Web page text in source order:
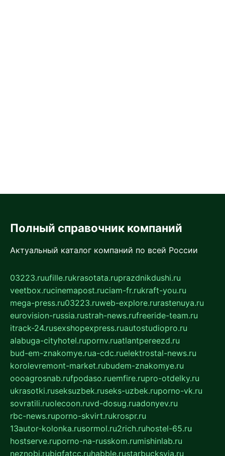
Полный справочник компаний
Актуальный каталог компаний по всей России
03223.ruufille.rukrasotata.ruprazdnikdushi.ru
veetbox.rucinemapost.ruciam-fr.rukraft-you.ru
mega-press.ru03223.ruweb-explore.rurastenuya.ru
eurovision-russia.rustrah-news.rufreeride-team.ru
itrack-24.rusexshopexpress.ruautostudiopro.ru
alabuga-cityhotel.rupornv.ruatlantpereezd.ru
bud-em-znakomye.rua-cdc.ruelektrostal-news.ru
korolevremont-market.rubudem-znakomye.ru
oooagrosnab.rufpodaso.ruemfire.rupro-otdelky.ru
ukrasotki.ruseksuzbek.ruseks-uzbek.ruporno-vk.ru
sovratili.ruolecoon.ruvd-dosug.ruadonyev.ru
rbc-news.ruporno-skvirt.rukrospr.ru
13autor-kolonka.rusormol.ru2rich.ruhostel-65.ru
hostserve.ruporno-na-russkom.rumishinlab.ru
neznobi.rubigfatcc.ruhabble.rustarbucksvia.ru